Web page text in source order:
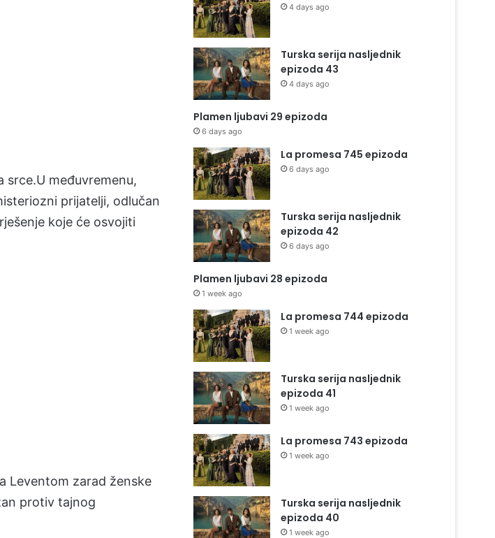
srce.U međuvremenu,
prijatelji, odlučan
koje će osvojiti
Leventom zarad ženske
protiv tajnog
4 days ago
Turska serija nasljednik
epizoda 43
4 days ago
Plamen ljubavi 29 epizoda
6 days ago
La promesa 745 epizoda
6 days ago
Turska serija nasljednik
epizoda 42
6 days ago
Plamen ljubavi 28 epizoda
1 week ago
La promesa 744 epizoda
1 week ago
Turska serija nasljednik
epizoda 41
1 week ago
La promesa 743 epizoda
1 week ago
Turska serija nasljednik
epizoda 40
1 week ago